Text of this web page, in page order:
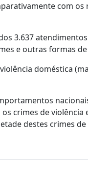
com
3.637
e outras formas
doméstica
crimes de
destes crimes de